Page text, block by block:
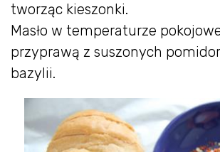
tworząc kieszonki.
Masło w temperaturze
przyprawą z suszonych
bazylii.